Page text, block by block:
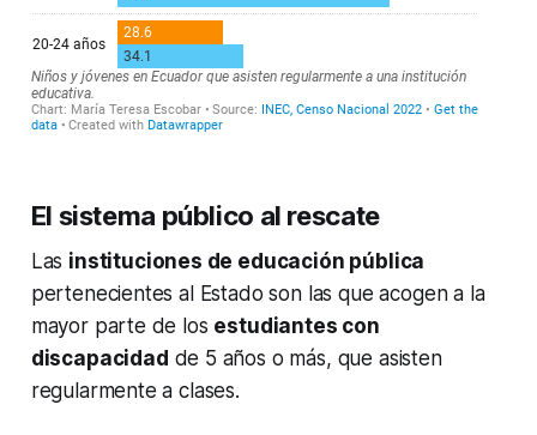
El sistema público al rescate
Las instituciones de educación pública
pertenecientes al Estado son las que acogen a la
mayor parte de los estudiantes con
discapacidad de 5 años o más, que asisten
regularmente a clases.